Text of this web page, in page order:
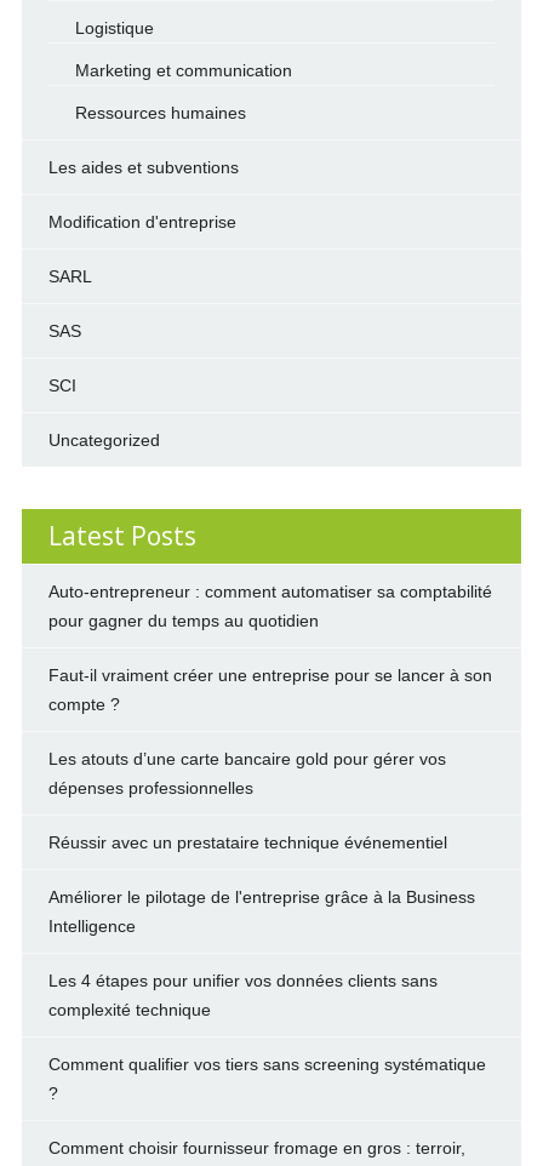
Logistique
Marketing et communication
Ressources humaines
Les aides et subventions
Modification d'entreprise
SARL
SAS
SCI
Uncategorized
Latest Posts
Auto-entrepreneur : comment automatiser sa comptabilité
pour gagner du temps au quotidien
Faut-il vraiment créer une entreprise pour se lancer à son
compte ?
Les atouts d’une carte bancaire gold pour gérer vos
dépenses professionnelles
Réussir avec un prestataire technique événementiel
Améliorer le pilotage de l'entreprise grâce à la Business
Intelligence
Les 4 étapes pour unifier vos données clients sans
complexité technique
Comment qualifier vos tiers sans screening systématique
?
Comment choisir fournisseur fromage en gros : terroir,